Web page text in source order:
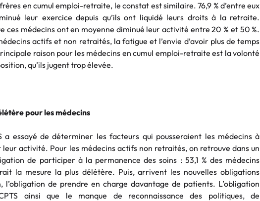
en cumul emploi-retraite, le constat est similaire. 76,9 % d’entre eux
leur exercice depuis qu’ils ont liquidé leurs droits à la retraite.
ces médecins ont en moyenne diminué leur activité entre 20 % et 50 %.
actifs et non retraités, la fatigue et l’envie d’avoir plus de temps
raison pour les médecins en cumul emploi-retraite est la volonté
qu’ils jugent trop élevée.
pour les médecins
a essayé de déterminer les facteurs qui pousseraient les médecins à
activité. Pour les médecins actifs non retraités, on retrouve dans un
de participer à la permanence des soins : 53,1 % des médecins
la mesure la plus délétère. Puis, arrivent les nouvelles obligations
l’obligation de prendre en charge davantage de patients. L’obligation
ainsi que le manque de reconnaissance des politiques, de